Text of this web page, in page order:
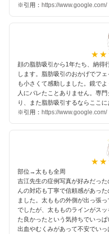
※引用： https://www.google.com/
顔の脂肪吸引から1年たち、納得
します。脂肪吸引のおかげでフ
も小さくて感動しました。鏡で
人にバレたことありません。専
り、また脂肪吸引するならここに
※引用： https://www.google.com/
部位→太もも全周
吉江先生の症例写真が好みだっ
んの対応も丁寧で信頼感があっ
ました。太ももの外側が出っ張
でしたが、太もものラインがス
た良かったという気持ちでいっ
出血やむくみがあって不安でい